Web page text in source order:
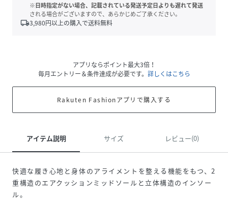
※日時指定がない場合、記載されている発送予定日よりも遅れて発送
される場合がございますので、あらかじめご了承ください。
local_shipping3,980円以上の購入で送料無料
アプリならポイント最大3倍！
毎月エントリー＆条件達成が必要です。 詳しくはこちら
Rakuten Fashionアプリで購入する
アイテム説明 サイズ レビュー(0)
快適な履き心地と身体のアライメントを整える機能をもつ、2
重構造のエアクッションミッドソールと立体構造のインソー
ル。